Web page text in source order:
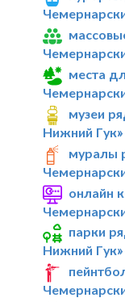
места
музеи
Нижний Гук»
муралы
онлайн
парки
Нижний Гук»